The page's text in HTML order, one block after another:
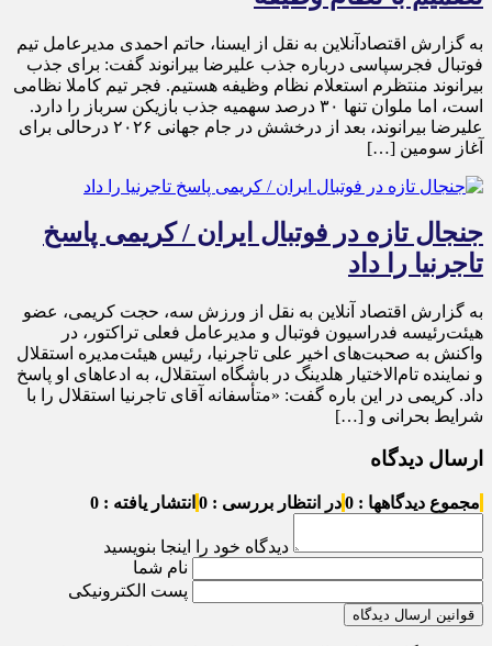
به گزارش اقتصادآنلاین به نقل از ایسنا، حاتم احمدی مدیرعامل تیم
فوتبال فجرسپاسی درباره جذب علیرضا بیرانوند گفت: برای جذب
بیرانوند منتظرم استعلام نظام وظیفه هستیم. فجر تیم کاملا نظامی
است، اما ملوان تنها ۳۰ درصد سهمیه جذب بازیکن سرباز را دارد.
علیرضا بیرانوند، بعد از درخشش در جام جهانی ۲۰۲۶ درحالی برای
آغاز سومین […]
جنجال تازه در فوتبال ایران / کریمی پاسخ
تاجرنیا را داد
به گزارش اقتصاد آنلاین به نقل از ورزش سه، حجت کریمی، عضو
هیئت‌رئیسه فدراسیون فوتبال و مدیرعامل فعلی تراکتور، در
واکنش به صحبت‌های اخیر علی تاجرنیا، رئیس هیئت‌مدیره استقلال
و نماینده تام‌الاختیار هلدینگ در باشگاه استقلال، به ادعا‌های او پاسخ
داد. کریمی در این باره گفت: «متأسفانه آقای تاجرنیا استقلال را با
شرایط بحرانی و […]
ارسال دیدگاه
مجموع دیدگاهها : 0 در انتظار بررسی : 0 انتشار یافته : 0
دیدگاه خود را اینجا بنویسید
نام شما
پست الکترونیکی
قوانین ارسال دیدگاه